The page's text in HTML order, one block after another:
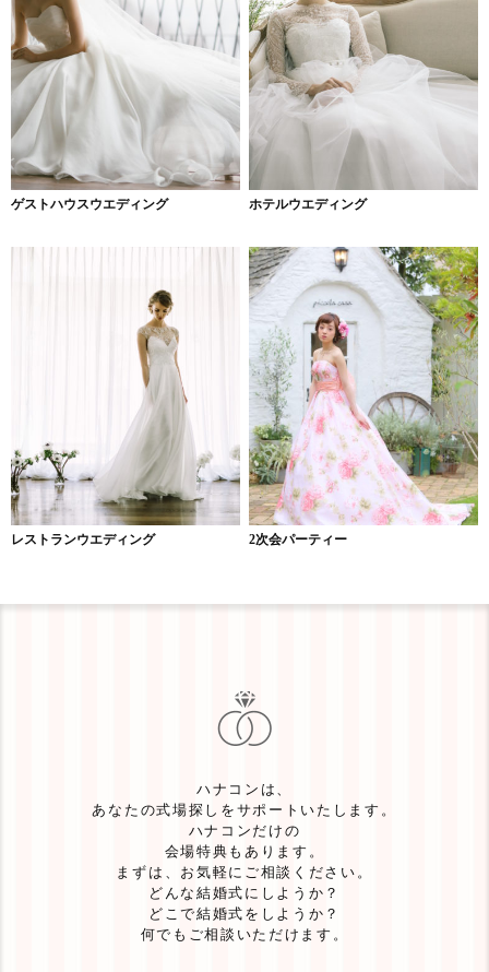
ゲストハウスウエディング ホテルウエディング
レストランウエディング 2次会パーティー
ハナコンは、
あなたの式場探しをサポートいたします。
ハナコンだけの
会場特典もあります。
まずは、お気軽にご相談ください。
どんな結婚式にしようか？
どこで結婚式をしようか？
何でもご相談いただけます。